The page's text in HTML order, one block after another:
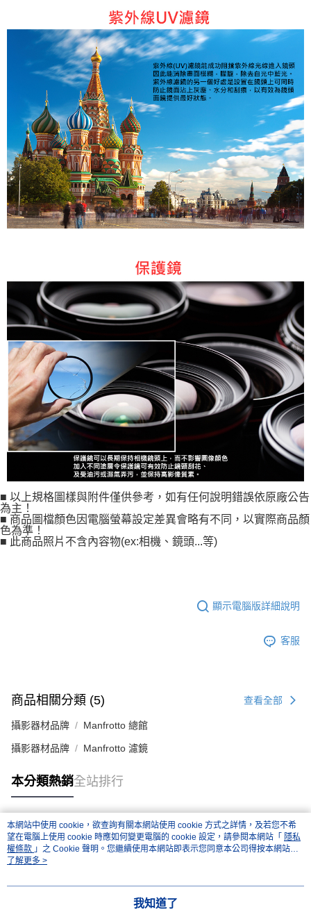
■ 以上規格圖樣與附件僅供參考，如有任何說明錯誤依原廠公告
為主！
■ 商品圖檔顏色因電腦螢幕設定差異會略有不同，以實際商品顏
色為準！
■ 此商品照片不含內容物(ex:相機、鏡頭...等)
顯示電腦版詳細說明
客服
商品相關分類 (5) 查看全部
攝影器材品牌 Manfrotto 總館
攝影器材品牌 Manfrotto 濾鏡
本分類熱銷全站排行
熱門標籤
本網站中使用 cookie，欲查詢有關本網站使用 cookie 方式之詳情，及若您不希
望在電腦上使用 cookie 時應如何變更電腦的 cookie 設定，請參閱本網站「 隱私
權條款 」之 Cookie 聲明。您繼續使用本網站即表示您同意本公司得按本網站使
用條款之 Cookie 聲明使用 cookie。
了解更多 >
我知道了